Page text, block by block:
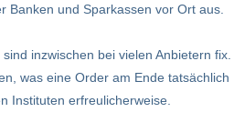
Banken und Sparkassen vor Ort aus.
inzwischen bei vielen Anbietern fix.
was eine Order am Ende tatsächlich
Instituten erfreulicherweise.